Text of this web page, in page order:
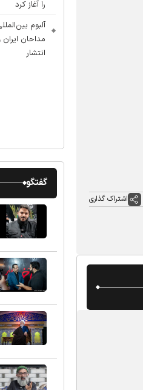
اشتراک گذاری
را آغاز کرد
آلبوم
مداحان
انتشار
گفتگو